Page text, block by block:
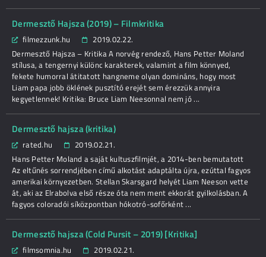
Dermesztő Hajsza (2019) – Filmkritika
filmezzunk.hu
2019.02.22.
Dermesztő Hajsza – Kritika A norvég rendező, Hans Petter Moland
stílusa, a tengernyi különc karakterek, valamint a film könnyed,
fekete humorral átitatott hangneme olyan domináns, hogy most
Liam papa jobb öklének pusztító erejét sem érezzük annyira
kegyetlennek! Kritika: Bruce Liam Neesonnal nem jó ...
Dermesztő hajsza (kritika)
rated.hu
2019.02.21.
Hans Petter Moland a saját kultuszfilmjét, a 2014-ben bemutatott
Az eltűnés sorrendjében című alkotást adaptálta újra, ezúttal fagyos
amerikai környezetben. Stellan Skarsgard helyét Liam Neeson vette
át, aki az Elrabolva első része óta nem ment ekkorát gyilkolásban. A
fagyos coloradói síközpontban hókotró-sofőrként ...
Dermesztő hajsza (Cold Pursit – 2019) [Kritika]
filmsomnia.hu
2019.02.21.